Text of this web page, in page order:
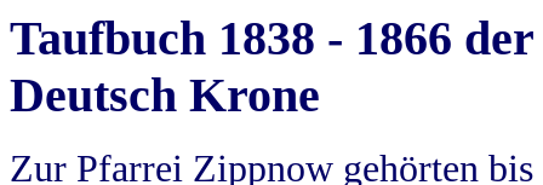
Taufbuch 1838 - 1866
Deutsch Krone
Zur Pfarrei Zippnow gehörten